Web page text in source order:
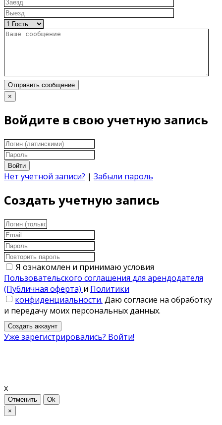
Отправить сообщение
×
Войдите в свою учетную запись
Войти
Нет учетной записи? | Забыли пароль
Создать учетную запись
Я ознакомлен и принимаю условия
Пользовательского соглашения для арендодателя
(Публичная оферта) и Политики
конфиденциальности. Даю согласие на обработку
и передачу моих персональных данных.
Создать аккаунт
Уже зарегистрировались? Войти!
x
Отменить
Ok
×